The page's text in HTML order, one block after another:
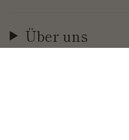
Über uns